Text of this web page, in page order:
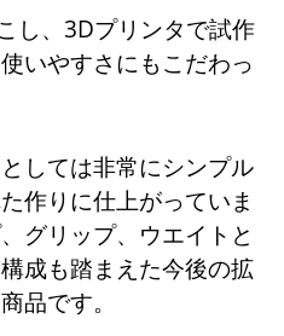
し、3Dプリンタで試作
いやすさにもこだわっ
しては非常にシンプル
作りに仕上がっていま
グリップ、ウエイトと
成も踏まえた今後の拡
品です。